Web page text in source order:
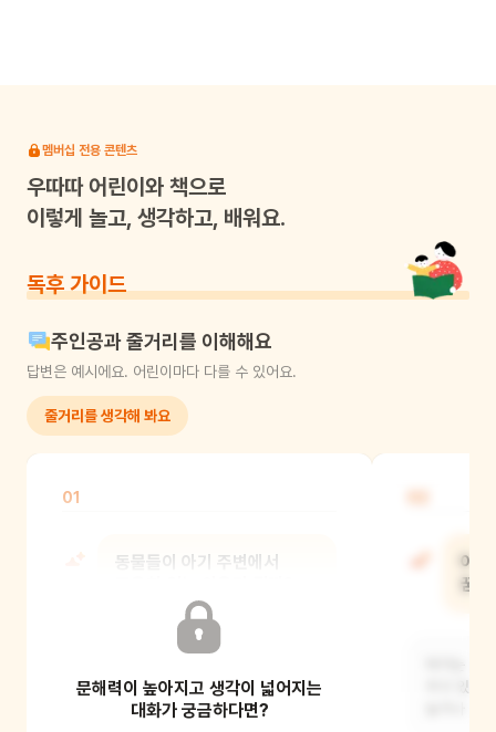
멤버십 전용 콘텐츠
우따따어린이와 책으로
이렇게 놀고, 생각하고, 배워요.
독후 가이드
주인공과 줄거리를 이해해요
답변은 예시에요. 어린이마다 다를 수 있어요.
줄거리를 생각해 봐요
01
동물들이 아기 주변에서
같아요. 동물들도 아기의 잠을 지켜주고
싶어 하는 것
문해력이 높아지고 생각이 넓어지는
대화가 궁금하다면?
아
꿈